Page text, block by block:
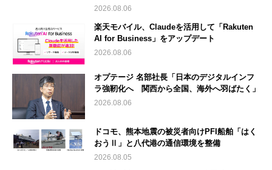
2026.08.06
楽天モバイル、Claudeを活用して「Rakuten
AI for Business」をアップデート
2026.08.06
オプテージ 名部社長「日本のデジタルインフ
ラ強靭化へ 関西から全国、海外へ羽ばたく」
2026.08.06
ドコモ、熊本地震の被災者向けPFI船舶「はく
おうⅡ」と八代港の通信環境を整備
2026.08.05